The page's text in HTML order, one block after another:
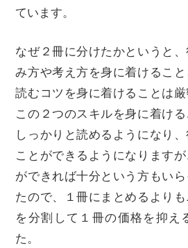
ています。
なぜ２冊に分けたかというと
み方や考え方を身に着けるこ
読むコツを身に着けることは厳
この２つのスキルを身に着け
しっかりと読めるようになり
ことができるようになります
ができれば十分という方もい
たので、１冊にまとめるより
を分割して１冊の価格を抑え
た。